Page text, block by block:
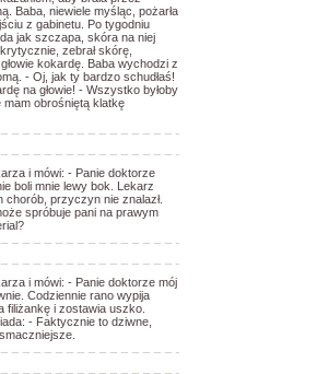
Baba, niewiele myśląc, pożarła
z gabinetu. Po tygodniu
jak szczapa, skóra na niej
zebrał skórę,
głowie kokardę. Baba wychodzi z
- Oj, jak ty bardzo schudłaś!
na głowie! - Wszystko byłoby
obrośniętą klatkę
i mówi: - Panie doktorze
boli mnie lewy bok. Lekarz
chorób, przyczyn nie znalazł.
spróbuje pani na prawym
i mówi: - Panie doktorze mój
Codziennie rano wypija
filiżankę i zostawia uszko.
- Faktycznie to dziwne,